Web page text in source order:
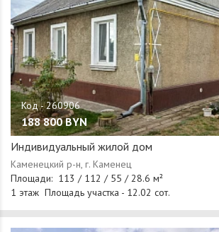
188 800 BYN
Индивидуальный жилой дом